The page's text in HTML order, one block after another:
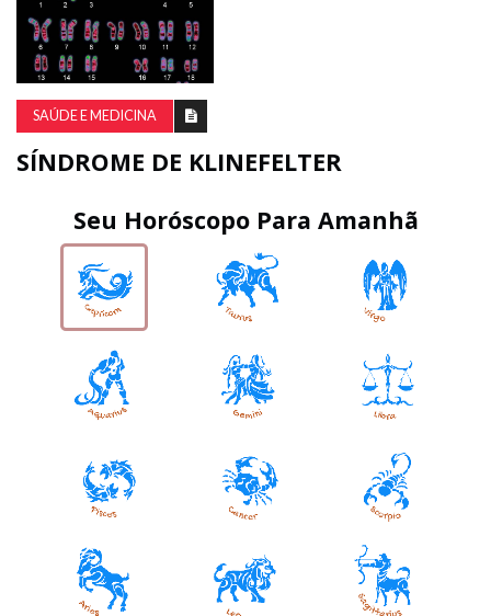
SAÚDE E MEDICINA
SÍNDROME DE KLINEFELTER
Seu Horóscopo Para Amanhã